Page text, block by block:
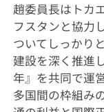
趙委員長はトカ
フスタンと協力
ついてしっかり
建設を深く推進
年』を共同で運
多国間の枠組み